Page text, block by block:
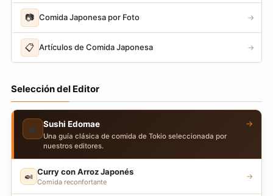
📷 Comida Japonesa por Foto →
📋 Artículos de Comida Japonesa →
Selección del Editor
🍣 Sushi Edomae
Una guía clásica de comida de Tokio seleccionada por
nuestros editores.
→
🍛 Curry con Arroz Japonés
Comida reconfortante
→